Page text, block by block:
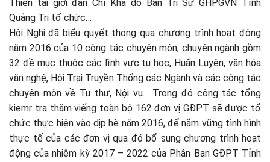
Thiện tại giới đàn Chí Khả do Ban Trị Sự GHPGVN Tỉnh
Quảng Trị tổ chức…
Hội Nghị đã biểu quyết thong qua chương trình hoạt động
năm 2016 của 10 công tác chuyên môn, chuyên ngành gồm
32 đề mục thuộc các lĩnh vực tu học, Huấn Luyện, văn hóa
văn nghệ, Hội Trại Truyền Thống các Ngành và các công tác
chuyên môn về Tu thư, Nội vụ… Trong đó công tác tổng
kiemr tra thăm viếng toàn bộ 162 đơn vị GĐPT sẽ được tổ
chức thực hiện vào dịp hè năm 2016, để nắm vững tình hình
thực tế của các đơn vị qua đó bổ sung chương trình hoạt
động của nhiệm kỳ 2017 – 2022 của Phân Ban GĐPT Tỉnh